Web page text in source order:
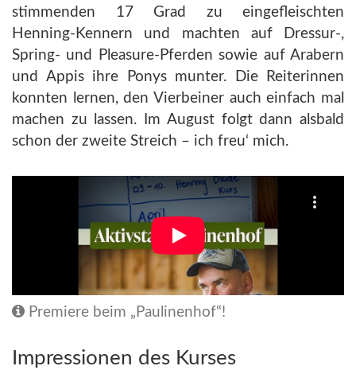
stimmenden 17 Grad zu eingefleischten
Henning-Kennern und machten auf Dressur-,
Spring- und Pleasure-Pferden sowie auf Arabern
und Appis ihre Ponys munter. Die Reiterinnen
konnten lernen, den Vierbeiner auch einfach mal
machen zu lassen. Im August folgt dann alsbald
schon der zweite Streich – ich freu‘ mich.
Premiere beim „Paulinenhof“!
Impressionen des Kurses